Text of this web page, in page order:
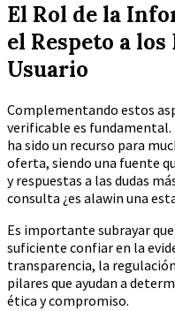
El Rol de la
el Respeto a
Usuario
Complementando estos
verificable es fundamental.
ha sido un recurso para
oferta, siendo una fuente
y respuestas a las dudas
consulta ¿es alawin una
Es importante subrayar
suficiente confiar en la
transparencia, la
pilares que ayudan a
ética y compromiso.